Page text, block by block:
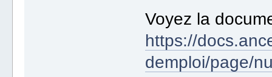
Voyez la
https://
demploi/page/